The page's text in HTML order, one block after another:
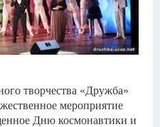
творчества «Дружба»
мероприятие
Дню космонавтики и